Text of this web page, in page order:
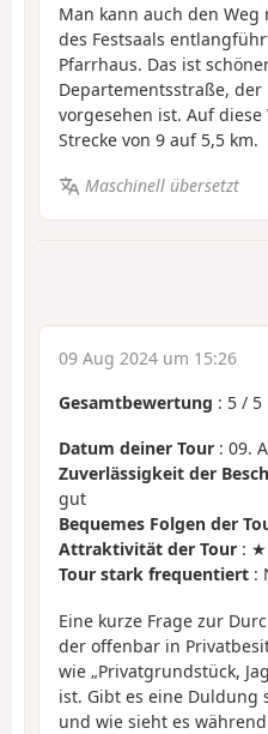
Man kann auch den
des Festsaals
Pfarrhaus. Das ist
Departementsstraße,
vorgesehen ist. Auf
Strecke von 9 auf 5,5 km.
Maschinell übersetzt
09 Aug 2024 um 15:26
Gesamtbewertung : 5 / 5
Datum deiner Tour : 09.
Zuverlässigkeit der
gut
Bequemes Folgen der
Attraktivität der Tour :
Tour stark frequentiert :
Eine kurze Frage zur
der offenbar in
wie „Privatgrundstück,
ist. Gibt es eine Duldung
und wie sieht es